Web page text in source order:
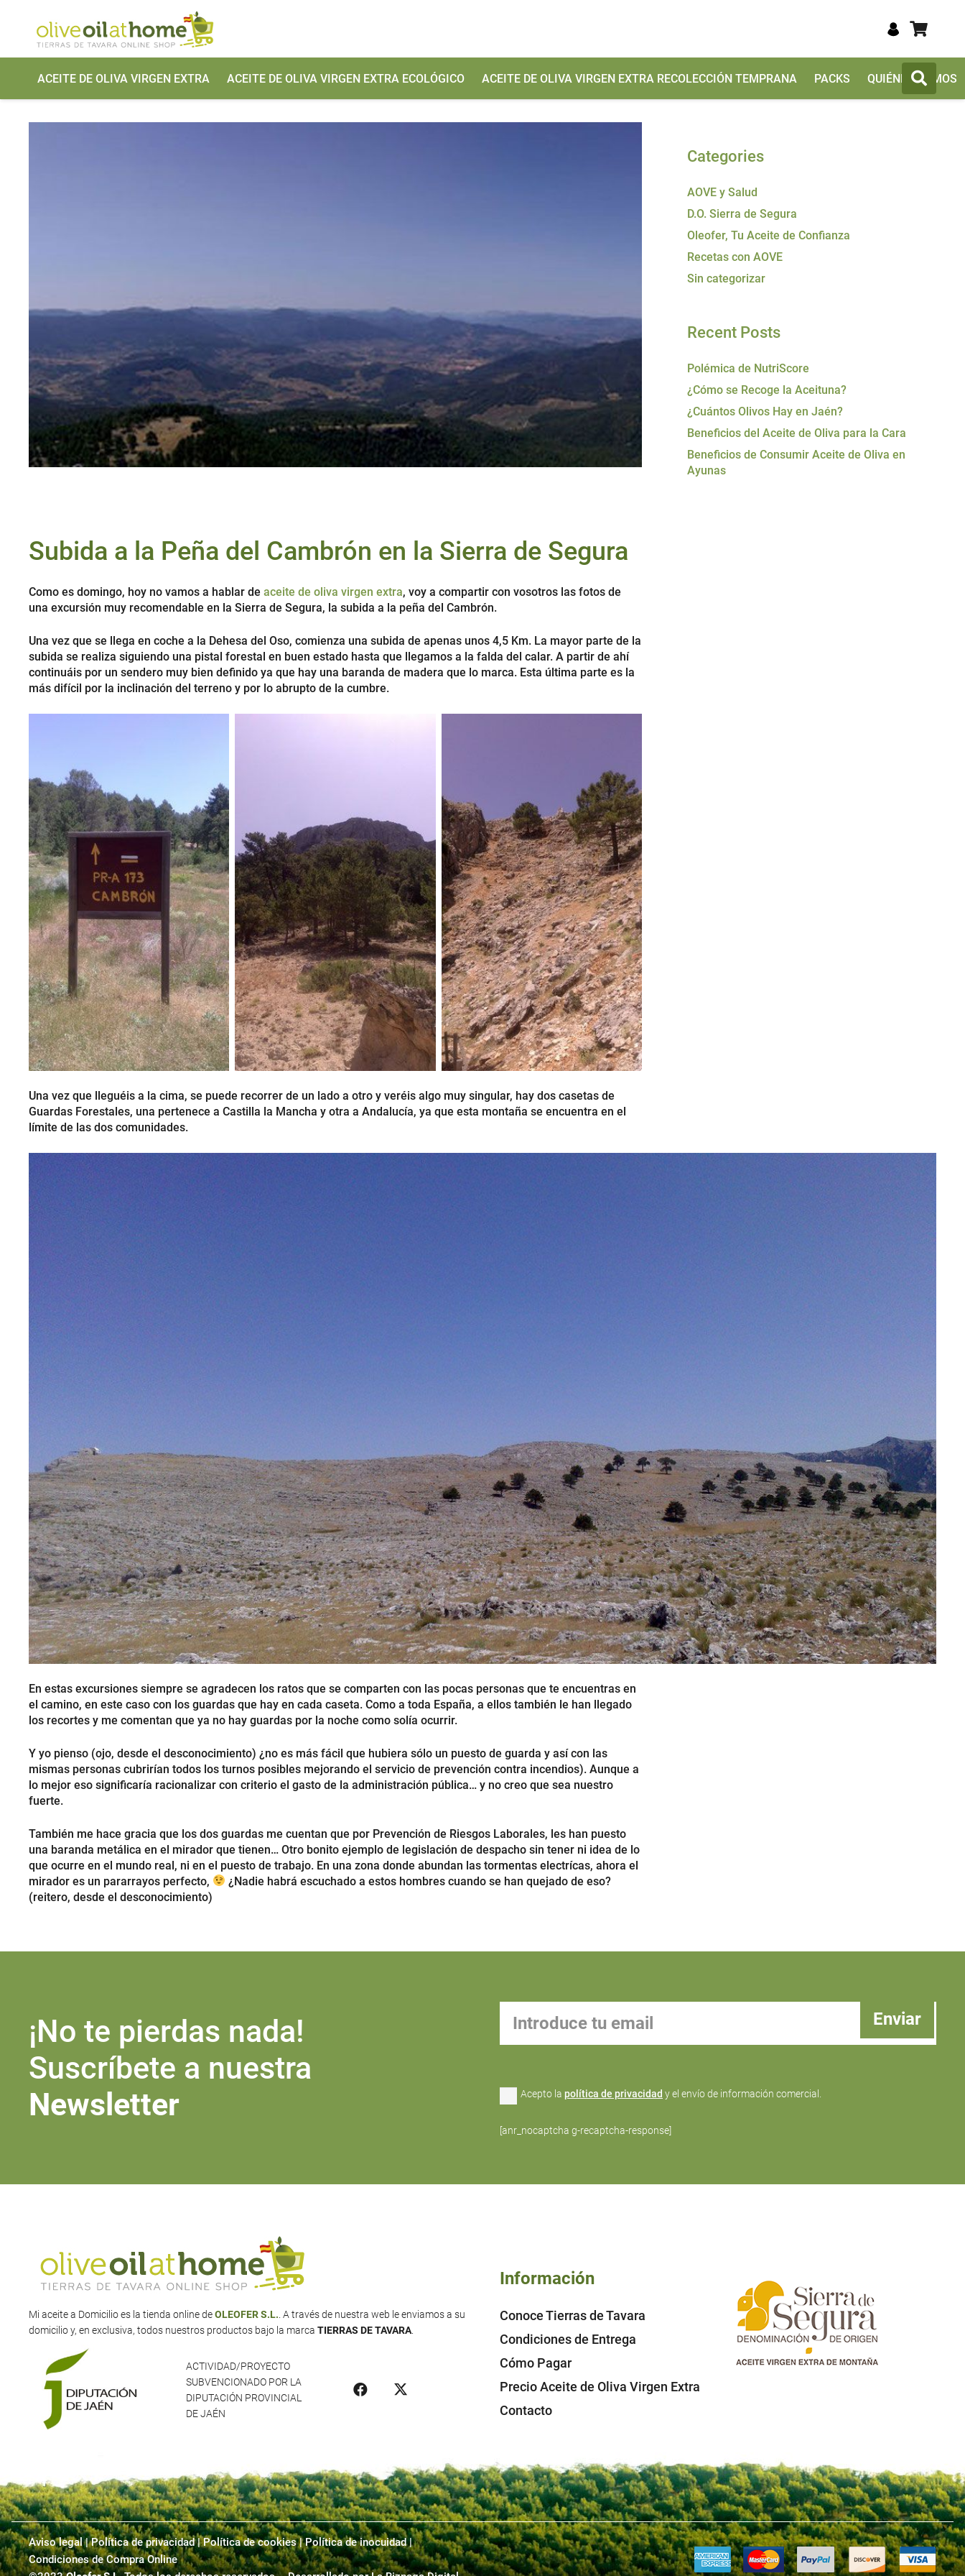
ACEITE DE OLIVA VIRGEN EXTRA ACEITE DE OLIVA VIRGEN EXTRA ECOLÓGICO ACEITE DE OLIVA VIRGEN EXTRA RECOLECCIÓN TEMPRANA PACKS QUIÉNES SOMOS
Subida a la Peña del Cambrón en la Sierra de Segura
Como es domingo, hoy no vamos a hablar de aceite de oliva virgen extra, voy a compartir con vosotros las fotos de
una excursión muy recomendable en la Sierra de Segura, la subida a la peña del Cambrón.
Una vez que se llega en coche a la Dehesa del Oso, comienza una subida de apenas unos 4,5 Km. La mayor parte de la
subida se realiza siguiendo una pistal forestal en buen estado hasta que llegamos a la falda del calar. A partir de ahí
continuáis por un sendero muy bien definido ya que hay una baranda de madera que lo marca. Esta última parte es la
más difícil por la inclinación del terreno y por lo abrupto de la cumbre.
Una vez que lleguéis a la cima, se puede recorrer de un lado a otro y veréis algo muy singular, hay dos casetas de
Guardas Forestales, una pertenece a Castilla la Mancha y otra a Andalucía, ya que esta montaña se encuentra en el
límite de las dos comunidades.
En estas excursiones siempre se agradecen los ratos que se comparten con las pocas personas que te encuentras en
el camino, en este caso con los guardas que hay en cada caseta. Como a toda España, a ellos también le han llegado
los recortes y me comentan que ya no hay guardas por la noche como solía ocurrir.
Y yo pienso (ojo, desde el desconocimiento) ¿no es más fácil que hubiera sólo un puesto de guarda y así con las
mismas personas cubrirían todos los turnos posibles mejorando el servicio de prevención contra incendios). Aunque a
lo mejor eso significaría racionalizar con criterio el gasto de la administración pública… y no creo que sea nuestro
fuerte.
También me hace gracia que los dos guardas me cuentan que por Prevención de Riesgos Laborales, les han puesto
una baranda metálica en el mirador que tienen… Otro bonito ejemplo de legislación de despacho sin tener ni idea de lo
que ocurre en el mundo real, ni en el puesto de trabajo. En una zona donde abundan las tormentas electrícas, ahora el
mirador es un pararrayos perfecto,
¿Nadie habrá escuchado a estos hombres cuando se han quejado de eso?
(reitero, desde el desconocimiento)
Categories
AOVE y Salud
D.O. Sierra de Segura
Oleofer, Tu Aceite de Confianza
Recetas con AOVE
Sin categorizar
Recent Posts
Polémica de NutriScore
¿Cómo se Recoge la Aceituna?
¿Cuántos Olivos Hay en Jaén?
Beneficios del Aceite de Oliva para la Cara
Beneficios de Consumir Aceite de Oliva en
Ayunas
¡No te pierdas nada!
Suscríbete a nuestra
Newsletter
Acepto la política de privacidad y el envío de información comercial.
[anr_nocaptcha g-recaptcha-response]
Mi aceite a Domicilio es la tienda online deOLEOFER S.L.. A través de nuestra web le enviamos a su
domicilio y, en exclusiva, todos nuestros productos bajo la marca TIERRAS DE TAVARA.
ACTIVIDAD/PROYECTO
SUBVENCIONADO POR LA
DIPUTACIÓN PROVINCIAL
DE JAÉN
Información
Conoce Tierras de Tavara
Condiciones de Entrega
Cómo Pagar
Precio Aceite de Oliva Virgen Extra
Contacto
Aviso legal|Política de privacidad|Política de cookies |Política de inocuidad |
Condiciones de Compra Online